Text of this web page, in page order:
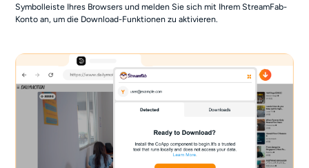
Symbolleiste Ihres Browsers und melden Sie sich mit Ihrem StreamFab-
Konto an, um die Download-Funktionen zu aktivieren.